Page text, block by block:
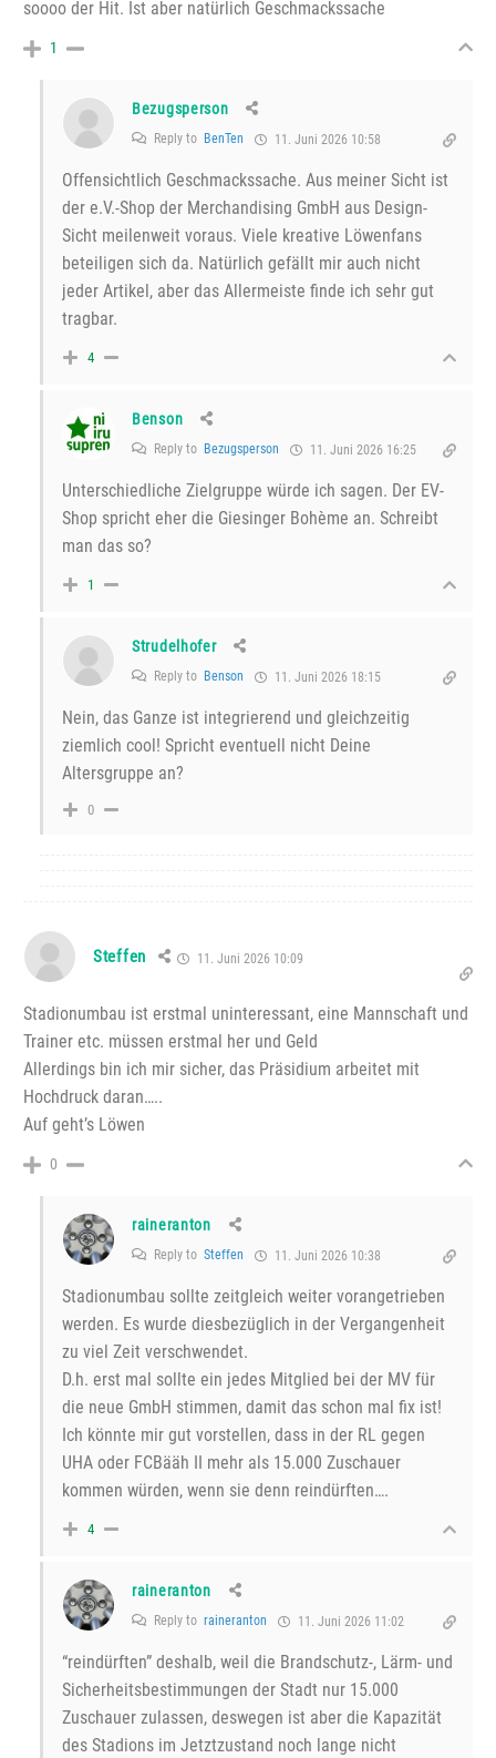
soooo der Hit. Ist aber natürlich Geschmackssache
1
Bezugsperson
Reply to BenTen 11. Juni 2026 10:58
Offensichtlich Geschmackssache. Aus meiner Sicht ist
der e.V.-Shop der Merchandising GmbH aus Design-
Sicht meilenweit voraus. Viele kreative Löwenfans
beteiligen sich da. Natürlich gefällt mir auch nicht
jeder Artikel, aber das Allermeiste finde ich sehr gut
tragbar.
4
Benson
Reply to Bezugsperson 11. Juni 2026 16:25
Unterschiedliche Zielgruppe würde ich sagen. Der EV-
Shop spricht eher die Giesinger Bohème an. Schreibt
man das so?
1
Strudelhofer
Reply to Benson 11. Juni 2026 18:15
Nein, das Ganze ist integrierend und gleichzeitig
ziemlich cool! Spricht eventuell nicht Deine
Altersgruppe an?
0
Steffen 11. Juni 2026 10:09
Stadionumbau ist erstmal uninteressant, eine Mannschaft und
Trainer etc. müssen erstmal her und Geld
Allerdings bin ich mir sicher, das Präsidium arbeitet mit
Hochdruck daran…..
Auf geht’s Löwen
0
raineranton
Reply to Steffen 11. Juni 2026 10:38
Stadionumbau sollte zeitgleich weiter vorangetrieben
werden. Es wurde diesbezüglich in der Vergangenheit
zu viel Zeit verschwendet.
D.h. erst mal sollte ein jedes Mitglied bei der MV für
die neue GmbH stimmen, damit das schon mal fix ist!
Ich könnte mir gut vorstellen, dass in der RL gegen
UHA oder FCBääh II mehr als 15.000 Zuschauer
kommen würden, wenn sie denn reindürften….
4
raineranton
Reply to raineranton 11. Juni 2026 11:02
“reindürften” deshalb, weil die Brandschutz-, Lärm- und
Sicherheitsbestimmungen der Stadt nur 15.000
Zuschauer zulassen, deswegen ist aber die Kapazität
des Stadions im Jetztzustand noch lange nicht